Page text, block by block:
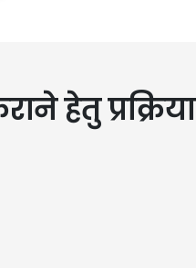
हेतु प्रक्रिया